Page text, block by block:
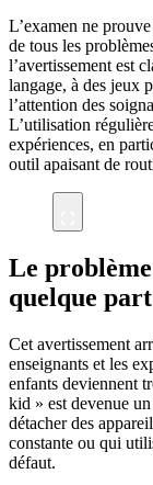
L’examen ne
de tous les
l’avertissement est
langage, à des jeux
l’attention des
L’utilisation
expériences, en
outil apaisant de
Le
quelque part
Cet avertissement
enseignants et les
enfants deviennent
kid » est devenue
détacher des
constante ou qui
défaut.